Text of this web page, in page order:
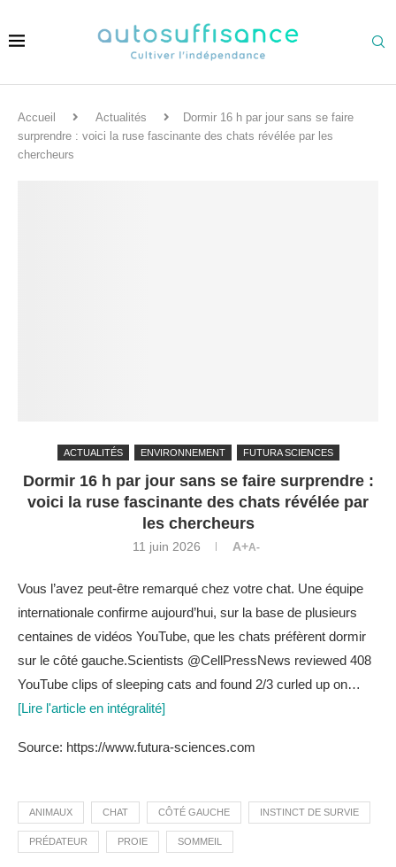
Accueil Actualités
Dormir 16 h par jour sans se faire
surprendre : voici la ruse fascinante des chats révélée par les
chercheurs
ACTUALITÉS ENVIRONNEMENT FUTURA SCIENCES
Dormir 16 h par jour sans se faire surprendre :
voici la ruse fascinante des chats révélée par
les chercheurs
11 juin 2026 A+A-
Vous l’avez peut-être remarqué chez votre chat. Une équipe
internationale confirme aujourd’hui, sur la base de plusieurs
centaines de vidéos YouTube, que les chats préfèrent dormir
sur le côté gauche.Scientists @CellPressNews reviewed 408
YouTube clips of sleeping cats and found 2/3 curled up on…
[Lire l'article en intégralité]
Source: https://www.futura-sciences.com
ANIMAUX CHAT CÔTÉ GAUCHE INSTINCT DE SURVIE
PRÉDATEUR PROIE SOMMEIL